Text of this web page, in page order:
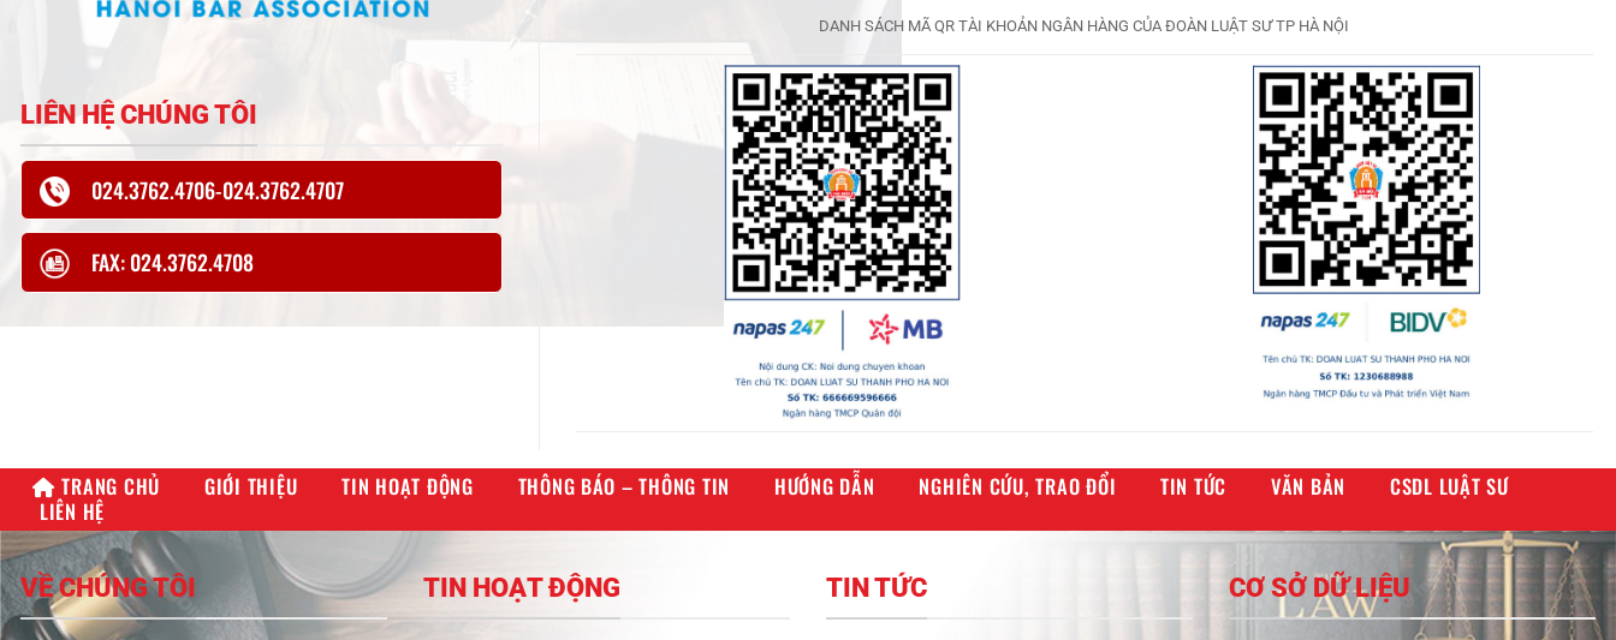
LIÊN HỆ CHÚNG TÔI
024.3762.4706-024.3762.4707
FAX: 024.3762.4708
DANH SÁCH MÃ QR TÀI KHOẢN NGÂN HÀNG CỦA ĐOÀN LUẬT SƯ TP HÀ NỘI
TRANG CHỦ GIỚI THIỆU TIN HOẠT ĐỘNG THÔNG BÁO – THÔNG TIN HƯỚNG DẪN NGHIÊN CỨU, TRAO ĐỔI TIN TỨC VĂN BẢN
CSDL LUẬT SƯ
LIÊN HỆ
VỀ CHÚNG TÔI TIN HOẠT ĐỘNG TIN TỨC CƠ SỞ DỮ LIỆU